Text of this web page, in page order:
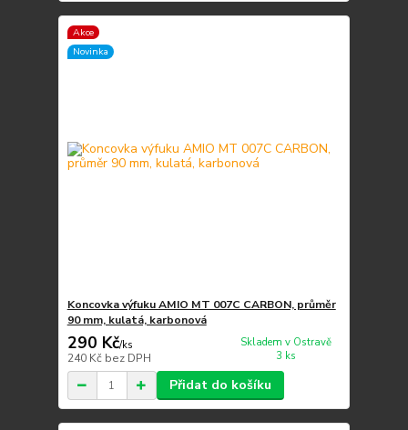
Akce
Novinka
Koncovka výfuku AMIO MT 007C CARBON, průměr
90 mm, kulatá, karbonová
290 Kč/ks
240 Kč bez DPH
Skladem v Ostravě
3 ks
Přidat do košíku